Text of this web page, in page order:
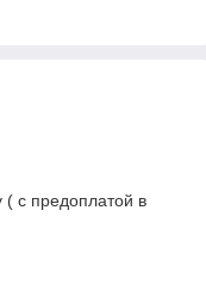
с предоплатой в